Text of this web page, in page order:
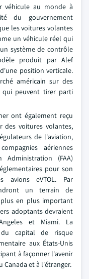
véhicule au monde à
du gouvernement
les voitures volantes
un véhicule réel qui
système de contrôle
produit par Alef
position verticale.
américain sur des
qui peuvent tirer parti
ont également reçu
des voitures volantes,
de l'aviation,
aériennes
Administration (FAA)
pour son
avions eVTOL. Par
un terrain de
en plus important
adoptants devraient
et Miami. La
capital de risque
aux États-Unis
à façonner l'avenir
et à l'étranger.